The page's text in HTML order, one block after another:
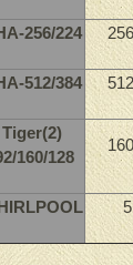
256/224
512/384
Tiger(2)
160/128